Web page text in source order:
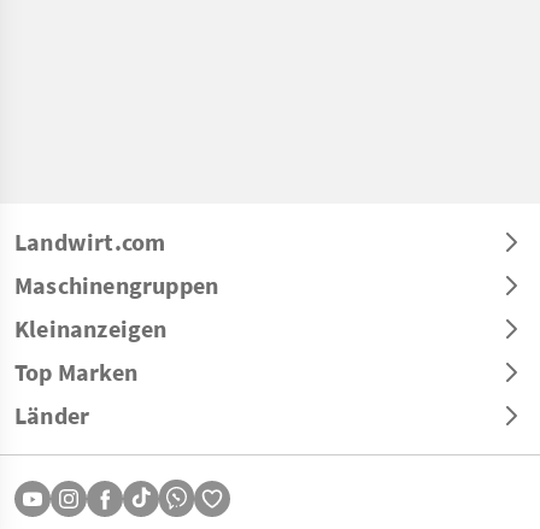
Landwirt.com
Maschinengruppen
Kleinanzeigen
Top Marken
Länder